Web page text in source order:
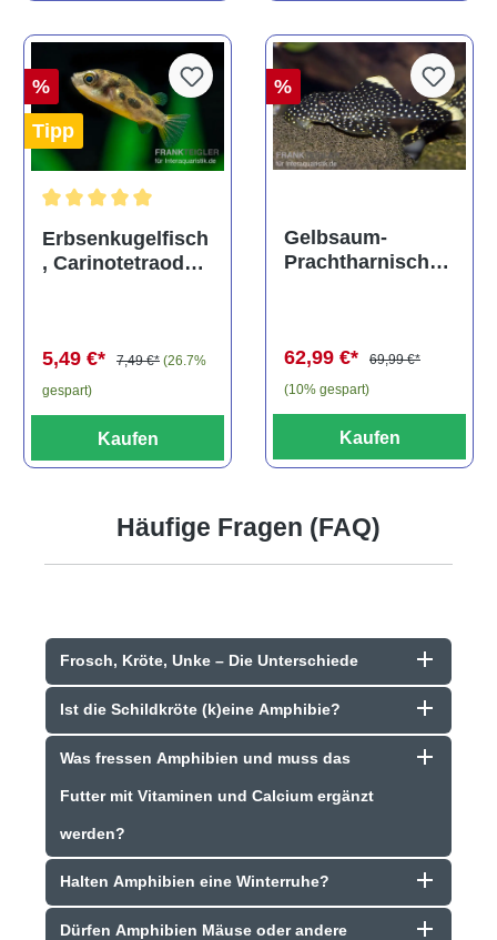
%
Tipp
Durchschnittliche Bewertung von 5 von 5 Sternen
Erbsenkugelfisch
, Carinotetraodon
5,49 €* 7,49 €* (26.7%
gespart)
Kaufen
%
Gelbsaum-
Prachtharnischw
62,99 €*
69,99 €*
(10% gespart)
Kaufen
Häufige Fragen (FAQ)
Frosch, Kröte, Unke – Die Unterschiede
Ist die Schildkröte (k)eine Amphibie?
Was fressen Amphibien und muss das
Futter mit Vitaminen und Calcium ergänzt
werden?
Halten Amphibien eine Winterruhe?
Dürfen Amphibien Mäuse oder andere